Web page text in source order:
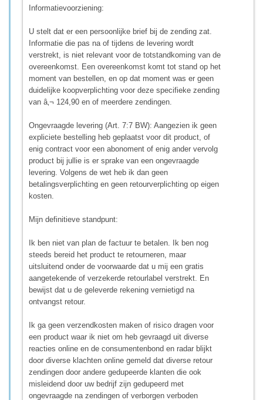
Informatievoorziening:
U stelt dat er een persoonlijke brief bij de zending zat.
Informatie die pas na of tijdens de levering wordt
verstrekt, is niet relevant voor de totstandkoming van de
overeenkomst. Een overeenkomst komt tot stand op het
moment van bestellen, en op dat moment was er geen
duidelijke koopverplichting voor deze specifieke zending
van â‚¬ 124,90 en of meerdere zendingen.
Ongevraagde levering (Art. 7:7 BW): Aangezien ik geen
expliciete bestelling heb geplaatst voor dit product, of
enig contract voor een abonoment of enig ander vervolg
product bij jullie is er sprake van een ongevraagde
levering. Volgens de wet heb ik dan geen
betalingsverplichting en geen retourverplichting op eigen
kosten.
Mijn definitieve standpunt:
Ik ben niet van plan de factuur te betalen. Ik ben nog
steeds bereid het product te retourneren, maar
uitsluitend onder de voorwaarde dat u mij een gratis
aangetekende of verzekerde retourlabel verstrekt. En
bewijst dat u de geleverde rekening vernietigd na
ontvangst retour.
Ik ga geen verzendkosten maken of risico dragen voor
een product waar ik niet om heb gevraagd uit diverse
reacties online en de consumentenbond en radar blijkt
door diverse klachten online gemeld dat diverse retour
zendingen door andere gedupeerde klanten die ook
misleidend door uw bedrijf zijn gedupeerd met
ongevraagde na zendingen of verborgen verboden